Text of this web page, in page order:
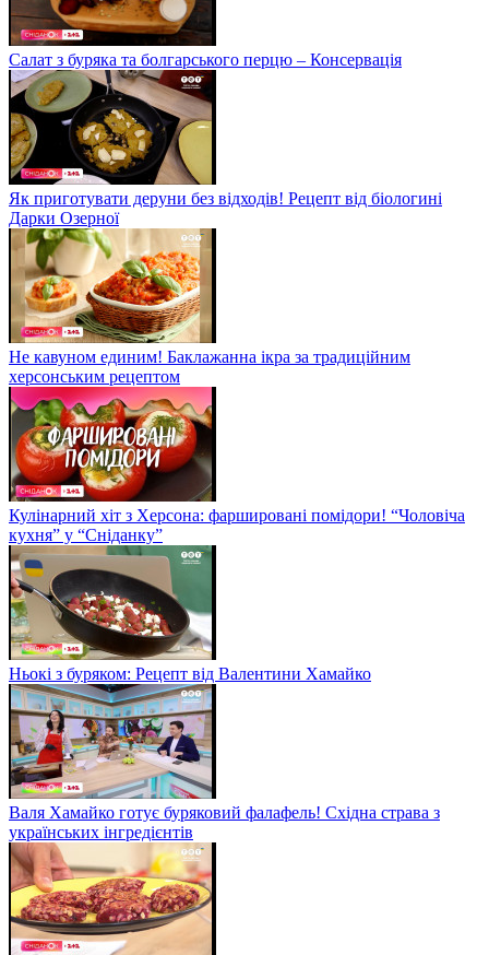
Салат з буряка та болгарського перцю – Консервація
Як приготувати деруни без відходів! Рецепт від біологині
Дарки Озерної
Не кавуном единим! Баклажанна ікра за традиційним
херсонським рецептом
Кулінарний хіт з Херсона: фаршировані помідори! “Чоловіча
кухня” у “Сніданку”
Ньокі з буряком: Рецепт від Валентини Хамайко
Валя Хамайко готує буряковий фалафель! Східна страва з
українських інгредієнтів